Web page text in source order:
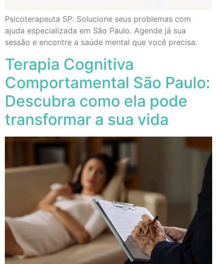
Psicoterapeuta SP: Solucione seus problemas com
ajuda especializada em São Paulo. Agende já sua
sessão e encontre a saúde mental que você precisa.
Terapia Cognitiva
Comportamental São Paulo:
Descubra como ela pode
transformar a sua vida